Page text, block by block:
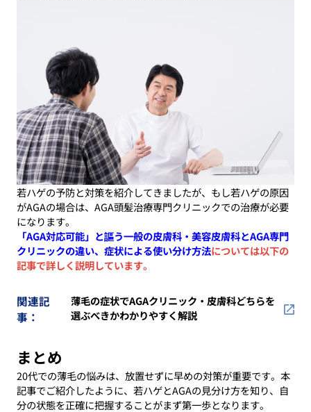
若ハゲの予防と対策を紹介してきましたが、もし若ハゲの原因
がAGAの場合は、AGA頭髪治療専門クリニックでの治療が必要
になります。
「AGA対応可能」と謳う一般の皮膚科・美容皮膚科とAGA専門
クリニックの違い、症状による使い分け方法については以下の
記事で詳しく説明しています。
関連記
事：
薄毛の症状でAGAクリニック・皮膚科どちらを
選ぶべきかわかりやすく解説
まとめ
20代での薄毛の悩みは、放置せずに早めの対策が重要です。本
記事でご紹介したように、若ハゲとAGAの見分け方を知り、自
分の状態を正確に把握することがまず第一歩となります。